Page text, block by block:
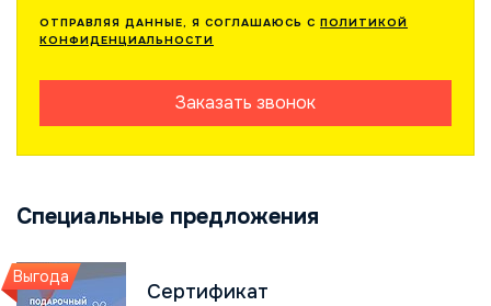
ОТПРАВЛЯЯ ДАННЫЕ, Я СОГЛАШАЮСЬ С ПОЛИТИКОЙ
КОНФИДЕНЦИАЛЬНОСТИ
Заказать звонок
Специальные предложения
Выгода
Сертификат